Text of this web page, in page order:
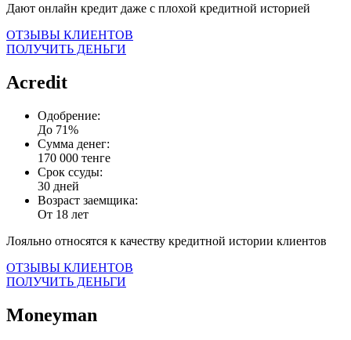
Дают онлайн кредит даже с плохой кредитной историей
ОТЗЫВЫ КЛИЕНТОВ
ПОЛУЧИТЬ ДЕНЬГИ
Acredit
Одобрение:
До 71%
Сумма денег:
170 000 тенге
Срок ссуды:
30 дней
Возраст заемщика:
От 18 лет
Лояльно относятся к качеству кредитной истории клиентов
ОТЗЫВЫ КЛИЕНТОВ
ПОЛУЧИТЬ ДЕНЬГИ
Moneyman